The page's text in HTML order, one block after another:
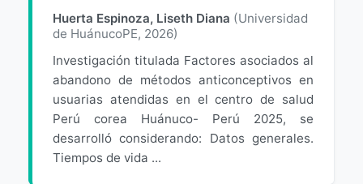
Huerta Espinoza, Liseth Diana (Universidad
de HuánucoPE, 2026)
Investigación titulada Factores asociados al
abandono de métodos anticonceptivos en
usuarias atendidas en el centro de salud
Perú corea Huánuco- Perú 2025, se
desarrolló considerando: Datos generales.
Tiempos de vida ...